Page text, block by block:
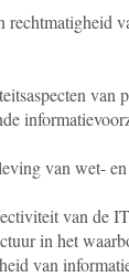
rechtmatigheid
van
van wet-
van de
in het
van